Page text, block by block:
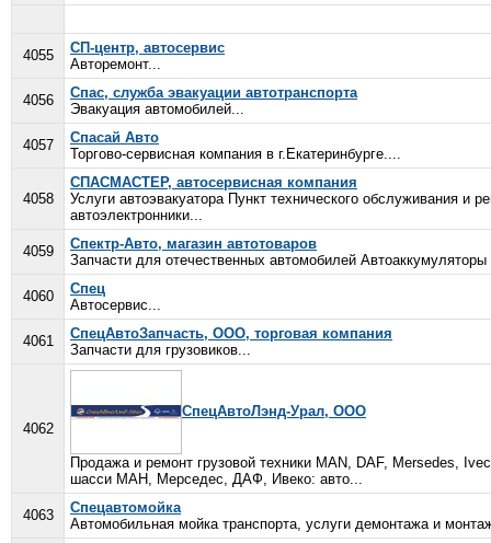
4055
СП-центр, автосервис
Авторемонт...
4056
Спас, служба эвакуации автотранспорта
Эвакуация автомобилей...
4057
Спасай Авто
Торгово-сервисная компания в г.Екатеринбурге....
4058
СПАСМАСТЕР, автосервисная компания
Услуги автоэвакуатора Пункт технического обслуживания и
автоэлектронники...
4059
Спектр-Авто, магазин автотоваров
Запчасти для отечественных автомобилей
4060
Спец
Автосервис...
4061
СпецАвтоЗапчасть, ООО, торговая компания
Запчасти для грузовиков...
4062
СпецАвтоЛэнд-Урал, ООО
Продажа и ремонт грузовой техники MAN, DAF, Mersedes,
шасси МАН, Мерседес, ДАФ, Ивеко: авто...
4063
Спецавтомойка
Автомобильная мойка транспорта, услуги демонтажа и